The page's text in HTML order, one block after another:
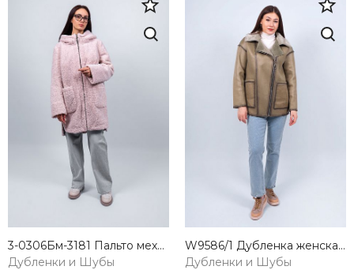
3-0306Бм-3181 Пальто меховое женское ванильный ELECTRA STYLE
Дубленки и Шубы
W9586/1 Дубленка женская Baimuni
Дубленки и Шубы